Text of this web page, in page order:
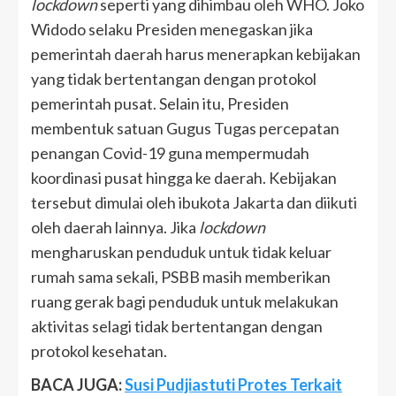
lockdownseperti yang dihimbau oleh WHO. Joko
Widodo selaku Presiden menegaskan jika
pemerintah daerah harus menerapkan kebijakan
yang tidak bertentangan dengan protokol
pemerintah pusat. Selain itu, Presiden
membentuk satuan Gugus Tugas percepatan
penangan Covid-19 guna mempermudah
koordinasi pusat hingga ke daerah. Kebijakan
tersebut dimulai oleh ibukota Jakarta dan diikuti
oleh daerah lainnya. Jika lockdown
mengharuskan penduduk untuk tidak keluar
rumah sama sekali, PSBB masih memberikan
ruang gerak bagi penduduk untuk melakukan
aktivitas selagi tidak bertentangan dengan
protokol kesehatan.
BACA JUGA:Susi Pudjiastuti Protes Terkait